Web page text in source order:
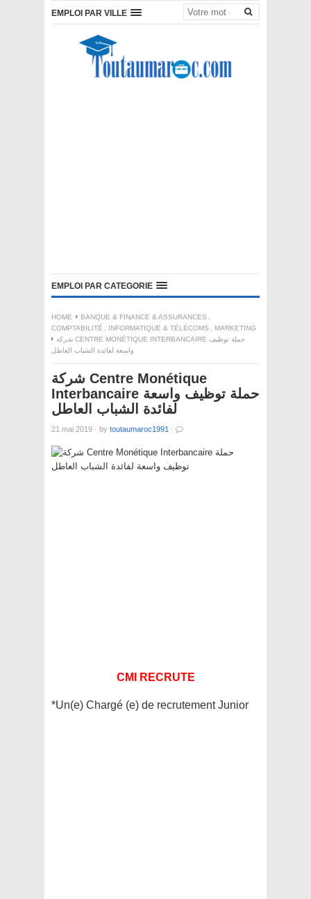
EMPLOI PAR VILLE
EMPLOI PAR CATEGORIE
HOME BANQUE & FINANCE & ASSURANCES ,
COMPTABILITÉ , INFORMATIQUE & TÉLÉCOMS , MARKETING
شركة CENTRE MONÉTIQUE INTERBANCAIRE حملة توظيف
واسعة لفائدة الشباب العاطل
شركة Centre Monétique
Interbancaire حملة توظيف واسعة
لفائدة الشباب العاطل
21 mai 2019 · by toutaumaroc1991 ·
CMI RECRUTE
*Un(e) Chargé (e) de recrutement Junior